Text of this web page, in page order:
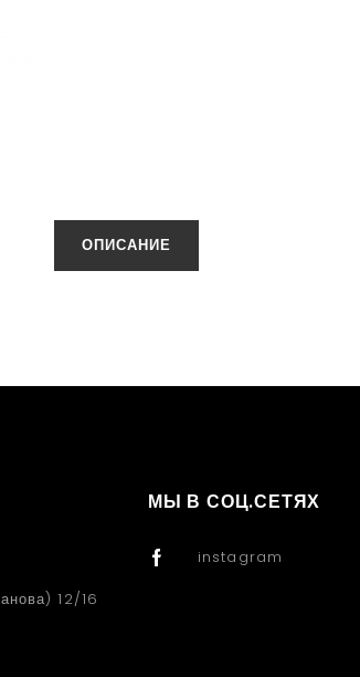
ОПИСАНИЕ
12/16
МЫ В СОЦ.СЕТЯХ
instagram